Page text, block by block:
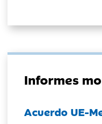
Informes
Acuerdo UE-